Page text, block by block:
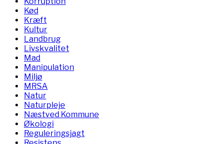
Kød
Kræft
Kultur
Landbrug
Livskvalitet
Mad
Manipulation
Miljø
MRSA
Natur
Naturpleje
Næstved Kommune
Økologi
Reguleringsjagt